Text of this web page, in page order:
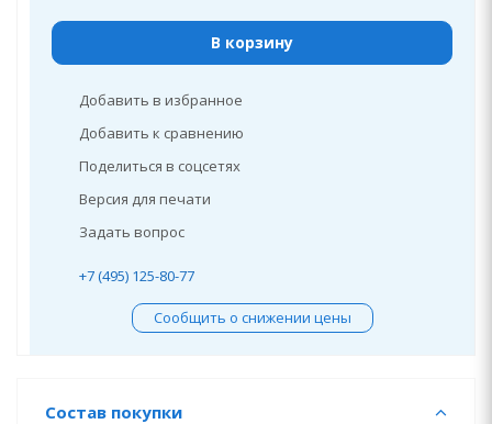
В корзину
Добавить в избранное
Добавить к сравнению
Поделиться в соцсетях
Версия для печати
Задать вопрос
+7 (495) 125-80-77
Сообщить о снижении цены
Состав покупки